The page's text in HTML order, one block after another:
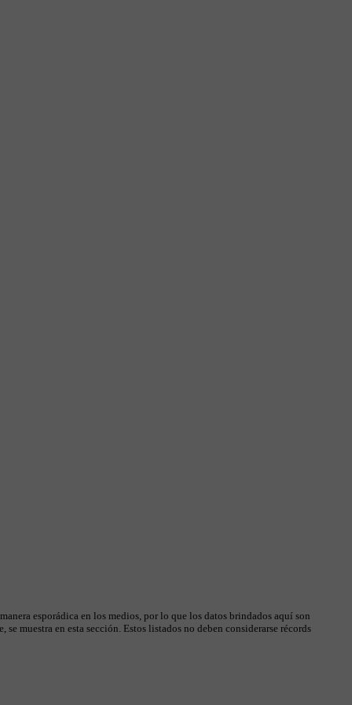
esporádica en los medios, por lo que los datos brindados aquí son
muestra en esta sección. Estos listados no deben considerarse récords